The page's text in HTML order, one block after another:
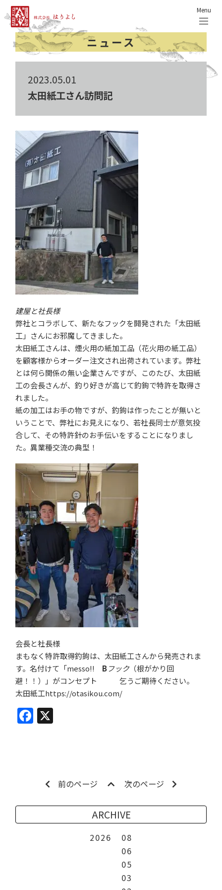
Menu
ニュース
2023.05.01
太田紙工さん訪問記
建屋と社長様
弊社とコラボして、新たなフックを開発された「太田紙
工」さんにお邪魔してきました。
太田紙工さんは、煙火用の紙加工品（花火用の紙工品）
を顧客様からオーダー注文され出荷されています。弊社
とは何ら関係の無い企業さんですが、このたび、太田紙
工の会長さんが、釣り好きが高じて釣鉤で特許を取得さ
れました。
紙の加工はお手の物ですが、釣鉤は作ったことが無いと
いうことで、弊社にお見えになり、若社長同士が意気投
合して、その特許針のお手伝いをすることになりまし
た。異業種交流の典型！
会長と社長様
まもなく特許取得釣鉤は、太田紙工さんから発売されま
す。名付けて「messo!! Bフック（根がかり回
避！！）」がコンセプト 乞うご期待ください。
太田紙工https://otasikou.com/
Facebook
前のページ 次のページ
ARCHIVE
2026
08
06
05
03